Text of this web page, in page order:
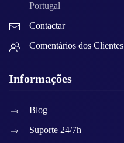
Portugal
Contactar
Comentários dos Clientes
Informações
Blog
Suporte 24/7h